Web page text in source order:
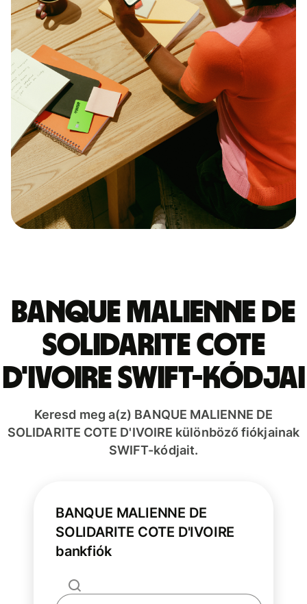
BANQUE MALIENNE DE
SOLIDARITE COTE
D'IVOIRE SWIFT-kódjai
Keresd meg a(z) BANQUE MALIENNE DE
SOLIDARITE COTE D'IVOIRE különböző fiókjainak
SWIFT-kódjait.
BANQUE MALIENNE DE
SOLIDARITE COTE D'IVOIRE
bankfiók